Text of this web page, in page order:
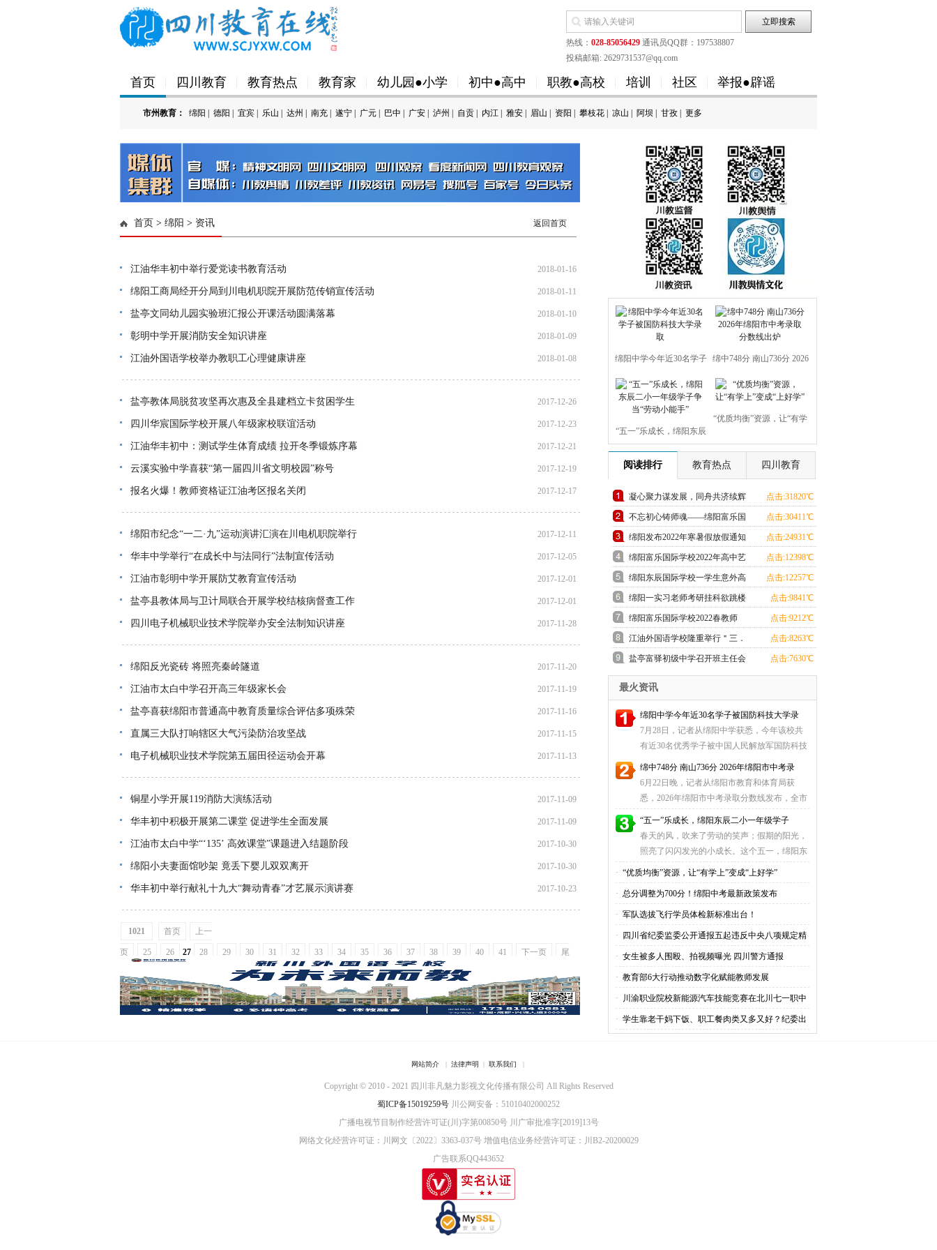
热线： 028-85056429 通讯员QQ群：197538807
投稿邮箱: 2629731537@qq.com
首页 四川教育 教育热点 教育家 幼儿园●小学 初中●高中 职教●高校 培训 社区 举报●辟谣
市州教育： 绵阳 德阳 宜宾 乐山 达州 南充 遂宁 广元 巴中 广安 泸州 自贡 内江 雅安 眉山 资阳 攀枝花 凉山 阿坝 甘孜 更多
首页 > 绵阳 > 资讯 返回首页
江油华丰初中举行爱党读书教育活动 2018-01-16
绵阳工商局经开分局到川电机职院开展防范传销宣传活动 2018-01-11
盐亭文同幼儿园实验班汇报公开课活动圆满落幕 2018-01-10
彰明中学开展消防安全知识讲座 2018-01-09
江油外国语学校举办教职工心理健康讲座 2018-01-08
盐亭教体局脱贫攻坚再次惠及全县建档立卡贫困学生 2017-12-26
四川华宸国际学校开展八年级家校联谊活动 2017-12-23
江油华丰初中：测试学生体育成绩 拉开冬季锻炼序幕 2017-12-21
云溪实验中学喜获“第一届四川省文明校园”称号 2017-12-19
报名火爆！教师资格证江油考区报名关闭 2017-12-17
绵阳市纪念“一二·九”运动演讲汇演在川电机职院举行 2017-12-11
华丰中学举行“在成长中与法同行”法制宣传活动 2017-12-05
江油市彰明中学开展防艾教育宣传活动 2017-12-01
盐亭县教体局与卫计局联合开展学校结核病督查工作 2017-12-01
四川电子机械职业技术学院举办安全法制知识讲座 2017-11-28
绵阳反光瓷砖 将照亮秦岭隧道 2017-11-20
江油市太白中学召开高三年级家长会 2017-11-19
盐亭喜获绵阳市普通高中教育质量综合评估多项殊荣 2017-11-16
直属三大队打响辖区大气污染防治攻坚战 2017-11-15
电子机械职业技术学院第五届田径运动会开幕 2017-11-13
铜星小学开展119消防大演练活动 2017-11-09
华丰初中积极开展第二课堂 促进学生全面发展 2017-11-09
江油市太白中学“‘135’ 高效课堂”课题进入结题阶段 2017-10-30
绵阳小夫妻面馆吵架 竟丢下婴儿双双离开 2017-10-30
华丰初中举行献礼十九大“舞动青春”才艺展示演讲赛 2017-10-23
1021 首页 上一
页 25 26 27 28 29 30 31 32 33 34 35 36 37 38 39 40 41 下一页 尾
绵阳中学今年近30名学子
被国防科技大学录取
绵中748分 南山736分 2026
年绵阳市中考录取分数线
出炉
“五一”乐成长，绵阳东辰
二小一年级学子争当“劳动
小能手”
“优质均衡”资源，让“有学
上”变成“上好学”
阅读排行 教育热点 四川教育
凝心聚力谋发展，同舟共济续辉
煌 绵阳富乐国际学校召开初三
开学工作会
点击:31820℃
不忘初心铸师魂——绵阳富乐国
际学校庆祝第35个教师节表彰大
会隆重举行
点击:30411℃
绵阳发布2022年寒暑假放假通知 点击:24931℃
绵阳富乐国际学校2022年高中艺
体特长生招生简章公布
点击:12398℃
绵阳东辰国际学校一学生意外高
坠死亡 警方排除刑事案件
点击:12257℃
绵阳一实习老师考研挂科欲跳楼
民警、消防出手救下
点击:9841℃
绵阳富乐国际学校2022春教师
（补充）招聘公告
点击:9212℃
江油外国语学校隆重举行＂三．
八＂节庆祝暨表彰活动
点击:8263℃
盐亭富驿初级中学召开班主任会
议
点击:7630℃
最火资讯
绵阳中学今年近30名学子被国防科技大学录
7月28日，记者从绵阳中学获悉，今年该校共
有近30名优秀学子被中国人民解放军国防科技
大学录取，录 ...
绵中748分 南山736分 2026年绵阳市中考录
6月22日晚，记者从绵阳市教育和体育局获
悉，2026年绵阳市中考录取分数线发布，全市
“五一”乐成长，绵阳东辰二小一年级学子
春天的风，吹来了劳动的笑声；假期的阳光，
照亮了闪闪发光的小成长。这个五一，绵阳东
辰二小一年 ...
· “优质均衡”资源，让“有学上”变成“上好学”
· 总分调整为700分！绵阳中考最新政策发布
· 军队选拔飞行学员体检新标准出台！
·
四川省纪委监委公开通报五起违反中央八项规定精
神典型问题
· 女生被多人围殴、拍视频曝光 四川警方通报
· 教育部6大行动推动数字化赋能教师发展
·
川渝职业院校新能源汽车技能竞赛在北川七一职中
开幕
· 学生靠老干妈下饭、职工餐肉类又多又好？纪委出
网站简介| 法律声明 | 联系我们 |
Copyright © 2010 - 2021 四川非凡魅力影视文化传播有限公司 All Rights Reserved
蜀ICP备15019259号 川公网安备：51010402000252
广播电视节目制作经营许可证(川)字第00850号 川广审批准字[2019]13号
网络文化经营许可证：川网文〔2022〕3363-037号 增值电信业务经营许可证：川B2-20200029
广告联系QQ443652